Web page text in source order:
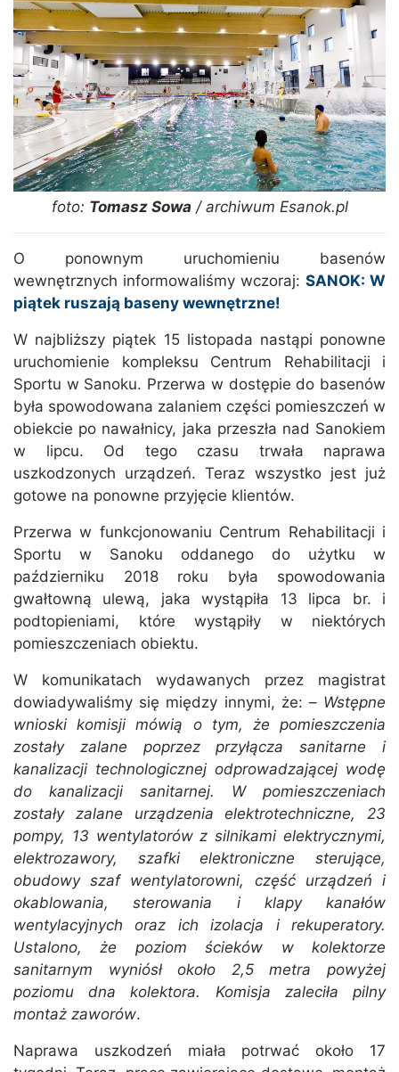
foto: Tomasz Sowa/ archiwum Esanok.pl
O ponownym uruchomieniu basenów
wewnętrznych informowaliśmy wczoraj: SANOK: W
piątek ruszają baseny wewnętrzne!
W najbliższy piątek 15 listopada nastąpi ponowne
uruchomienie kompleksu Centrum Rehabilitacji i
Sportu w Sanoku. Przerwa w dostępie do basenów
była spowodowana zalaniem części pomieszczeń w
obiekcie po nawałnicy, jaka przeszła nad Sanokiem
w lipcu. Od tego czasu trwała naprawa
uszkodzonych urządzeń. Teraz wszystko jest już
gotowe na ponowne przyjęcie klientów.
Przerwa w funkcjonowaniu Centrum Rehabilitacji i
Sportu w Sanoku oddanego do użytku w
październiku 2018 roku była spowodowania
gwałtowną ulewą, jaka wystąpiła 13 lipca br. i
podtopieniami, które wystąpiły w niektórych
pomieszczeniach obiektu.
W komunikatach wydawanych przez magistrat
dowiadywaliśmy się między innymi, że: – Wstępne
wnioski komisji mówią o tym, że pomieszczenia
zostały zalane poprzez przyłącza sanitarne i
kanalizacji technologicznej odprowadzającej wodę
do kanalizacji sanitarnej. W pomieszczeniach
zostały zalane urządzenia elektrotechniczne, 23
pompy, 13 wentylatorów z silnikami elektrycznymi,
elektrozawory, szafki elektroniczne sterujące,
obudowy szaf wentylatorowni, część urządzeń i
okablowania, sterowania i klapy kanałów
wentylacyjnych oraz ich izolacja i rekuperatory.
Ustalono, że poziom ścieków w kolektorze
sanitarnym wyniósł około 2,5 metra powyżej
poziomu dna kolektora. Komisja zaleciła pilny
montaż zaworów.
Naprawa uszkodzeń miała potrwać około 17